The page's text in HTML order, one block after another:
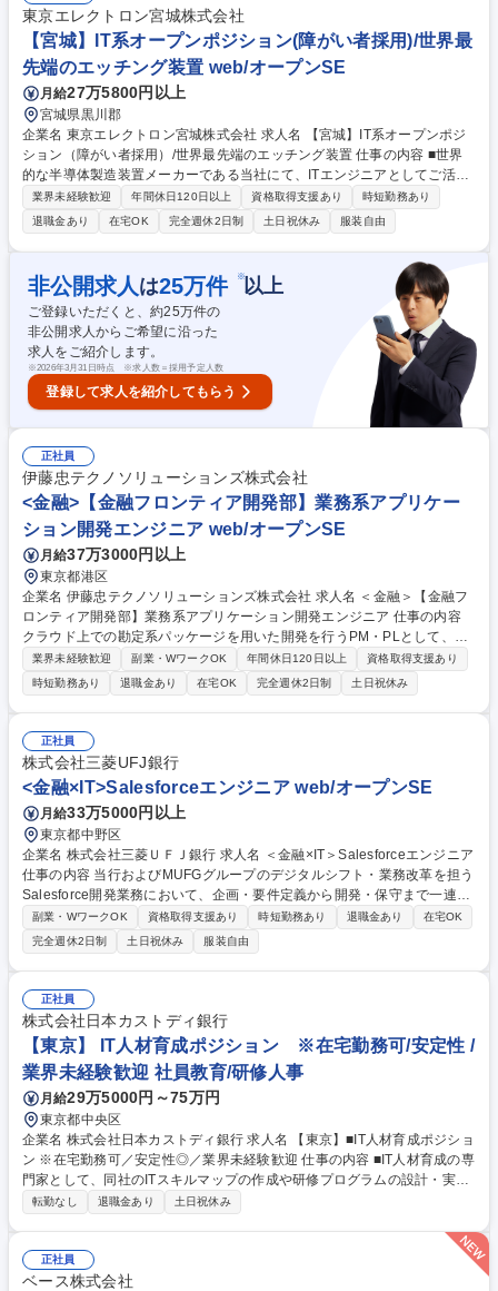
理解・整理を踏まえた要件検討から、システム開発・運用・改善まで一連
のプロセスに関与いただきます。 募集職種 66 都市・不動産・関連業界の
知見を活かしたITエンジニア(主任)
東京エレクトロン宮城株式会社
【宮城】IT系オープンポジション(障がい者採用)/世界最
先端のエッチング装置 web/オープンSE
月給27万5800円以上
宮城県黒川郡
企業名 東京エレクトロン宮城株式会社 求人名 【宮城】IT系オープンポジ
ション（障がい者採用）/世界最先端のエッチング装置 仕事の内容 ■世界
的な半導体製造装置メーカーである当社にて、ITエンジニアとしてご活躍
頂きます。エントリー時にお預かりした書類をもとにご経験・志向性に応
じてポジションの打診を実施させていただきます。 ※単純・定型的業務か
ら徐々に慣らしていくステップアップ方式でも業務いただく事が可能で
す。 【IT系職代表例】組込/制御ソフトウェアエンジニア、SE（社内シス
テム開発/生産領域）、SE（社内システム開発/DX領域）、データエンジニ
ア 【社風】■会社全体として、「まずはやってみる」ということを大切に
しており、仮に失敗したとしても何が課題だったのか分析、蓄積して次の
挑戦に活かすことができる環境です。 募集職種 【宮城】IT系オープンポ
ジション（障がい者採用）/世界最先端のエッチング装置
業界未経験歓迎 年間休日120日以上 資格取得支援あり
時短勤務あり
退職金あり
在宅OK 完全週休2日制 土日祝休み 服装自由
非公開求人 は25万件 ※以上
ご登録いただくと、約25万件の
非公開求人からご希望に沿った
求人をご紹介します。
※2026年3月31日時点 ※求人数＝採用予定人数
登録して求人を紹介してもらう
正社員
伊藤忠テクノソリューションズ株式会社
<金融>【金融フロンティア開発部】業務系アプリケー
ション開発エンジニア web/オープンSE
月給37万3000円以上
東京都港区
企業名 伊藤忠テクノソリューションズ株式会社 求人名 ＜金融＞【金融フ
ロンティア開発部】業務系アプリケーション開発エンジニア 仕事の内容
クラウド上での勘定系パッケージを用いた開発を行うPM・PLとして、提
案／見積り、プロジェクト計画、設計、構築、テスト、リリース、運用の
全工程の遂行管理を実行いただきます。 ＜業務内容例＞■提案・受注活動
（客先ヒアリング、提案書作成、開発工数見積り、プレゼン等）■プロジ
ェクト計画（スケジュール作成、WBS作成、リスク計画等）■設計作業
（基本設計、詳細設計、運用設計、テスト設計、設計ドキュメント作成、
レビュー及びこれら作業の進捗管理、課題管理等）■開発・テスト作業
（コーディング、設定作業、テスト、検証の進捗管理、課題管理等）■リ
リース対応作業 募集職種 ＜金融＞【金融フロンティア開発部】業務系ア
プリケーション開発エンジニア
業界未経験歓迎 副業・WワークOK 年間休日120日以上
資格取得支援あり
時短勤務あり
退職金あり 在宅OK 完全週休2日制 土日祝休み
正社員
株式会社三菱UFJ銀行
<金融×IT>Salesforceエンジニア web/オープンSE
月給33万5000円以上
東京都中野区
企業名 株式会社三菱ＵＦＪ銀行 求人名 ＜金融×IT＞Salesforceエンジニア
仕事の内容 当行およびMUFGグループのデジタルシフト・業務改革を担う
Salesforce開発業務において、企画・要件定義から開発・保守まで一連の
工程を推進します。具体的には下記のような業務を想定しています。 ・三
菱UFJ銀行およびMUFGグループのデジタルシフト・業務改革に関するSal
esforce開発業務。 ・企画・要件定義・ソリューションデザインなどの上
流工程から、設計・開発・テスト・保守までの一連のプロセスへの関与。
・業務部門と連携した要件整理および業務改革（BPR）の企画・推進。
・SalesforceのAI機能（Agentforce／生成AI）を活用した、顧客対応の高
度化や業務効率化に向けた新規ユースケースの企画・実装。 募集職種 ＜
金融×IT＞Salesforceエンジニア
副業・WワークOK 資格取得支援あり 時短勤務あり 退職金あり
在宅OK
完全週休2日制
土日祝休み 服装自由
正社員
株式会社日本カストディ銀行
【東京】 IT人材育成ポジション ※在宅勤務可/安定性 /
業界未経験歓迎 社員教育/研修人事
月給29万5000円～75万円
東京都中央区
企業名 株式会社日本カストディ銀行 求人名 【東京】■IT人材育成ポジショ
ン ※在宅勤務可／安定性◎／業界未経験歓迎 仕事の内容 ■IT人材育成の専
門家として、同社のITスキルマップの作成や研修プログラムの設計・実施
をリードしていただきます。また、IT職採用のサポートも行い、優秀な人
て、社員のスキルアップを図り、組織全体のITリテラシーを向上させま
す。 【詳細】・ITスキルマップの作成・更新 ・ChatGPT、ExcelなどのIT
ツールの研修・セミナー実施 ・EUC統制のための育成プログラム、規定
転勤なし 退職金あり 土日祝休み
正社員
ベース株式会社